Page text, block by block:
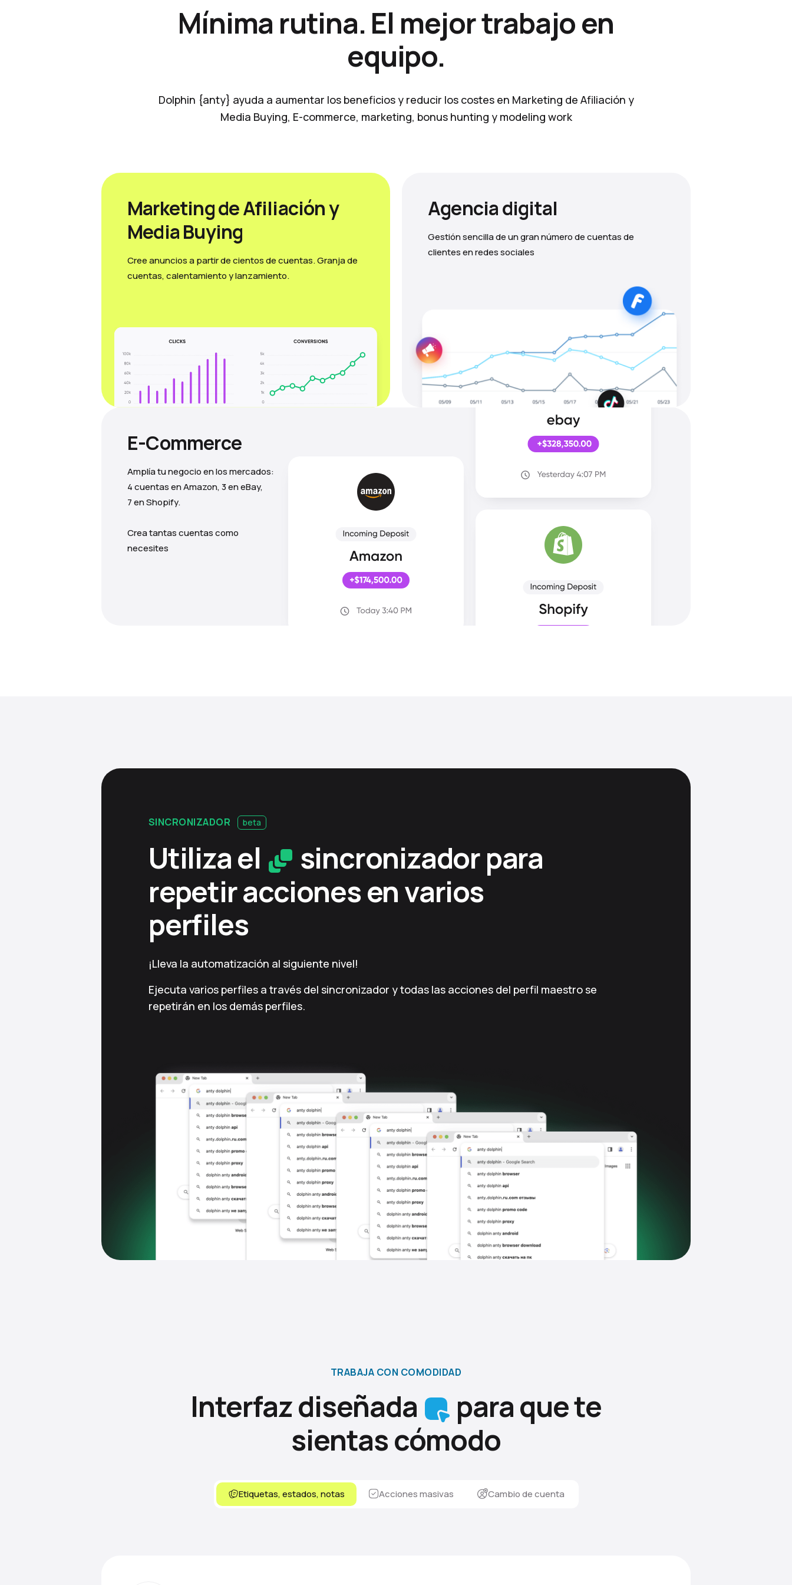
Mínima rutina. El mejor trabajo en
equipo.
Dolphin {anty} ayuda a aumentar los beneficios y reducir los costes en Marketing de Afiliación y
Media Buying, E-commerce, marketing, bonus hunting y modeling work
Marketing de Afiliación y
Media Вuying
Cree anuncios a partir de cientos de cuentas. Granja de
cuentas, calentamiento y lanzamiento.
Agencia digital
Gestión sencilla de un gran número de cuentas de
clientes en redes sociales
E-Commerce
Amplía tu negocio en los mercados:
4 cuentas en Amazon, 3 en eBay,
7 en Shopify.
Crea tantas cuentas como
necesites
SINCRONIZADOR beta
Utiliza el
sincronizador para
repetir acciones en varios
perfiles
¡Lleva la automatización al siguiente nivel!
Ejecuta varios perfiles a través del sincronizador y todas las acciones del perfil maestro se
repetirán en los demás perfiles.
TRABAJA CON COMODIDAD
Interfaz diseñada
para que te
sientas cómodo
Etiquetas, estados, notas Acciones masivas Cambio de cuenta